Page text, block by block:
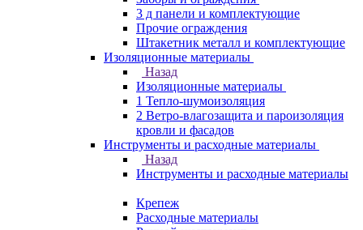
3 д панели и комплектующие
Прочие ограждения
Штакетник металл и комплектующие
Изоляционные материалы
Назад
Изоляционные материалы
1 Тепло-шумоизоляция
2 Ветро-влагозащита и пароизоляция
кровли и фасадов
Инструменты и расходные материалы
Назад
Инструменты и расходные материалы
Крепеж
Расходные материалы